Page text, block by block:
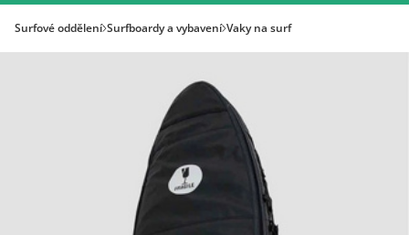
Surfové oddělení Surfboardy a vybavení Vaky na surf